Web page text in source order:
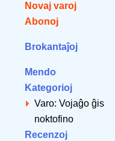
Novaj varoj
Abonoj
Brokantaĵoj
Mendo
Kategorioj
Varo: Vojaĝo ĝis
noktofino
Recenzoj